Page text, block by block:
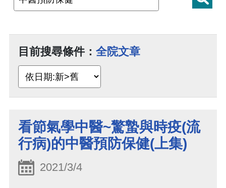
目前搜尋條件： 全院文章
看節氣學中醫~驚蟄與時疫(流
行病)的中醫預防保健(上集)
2021/3/4